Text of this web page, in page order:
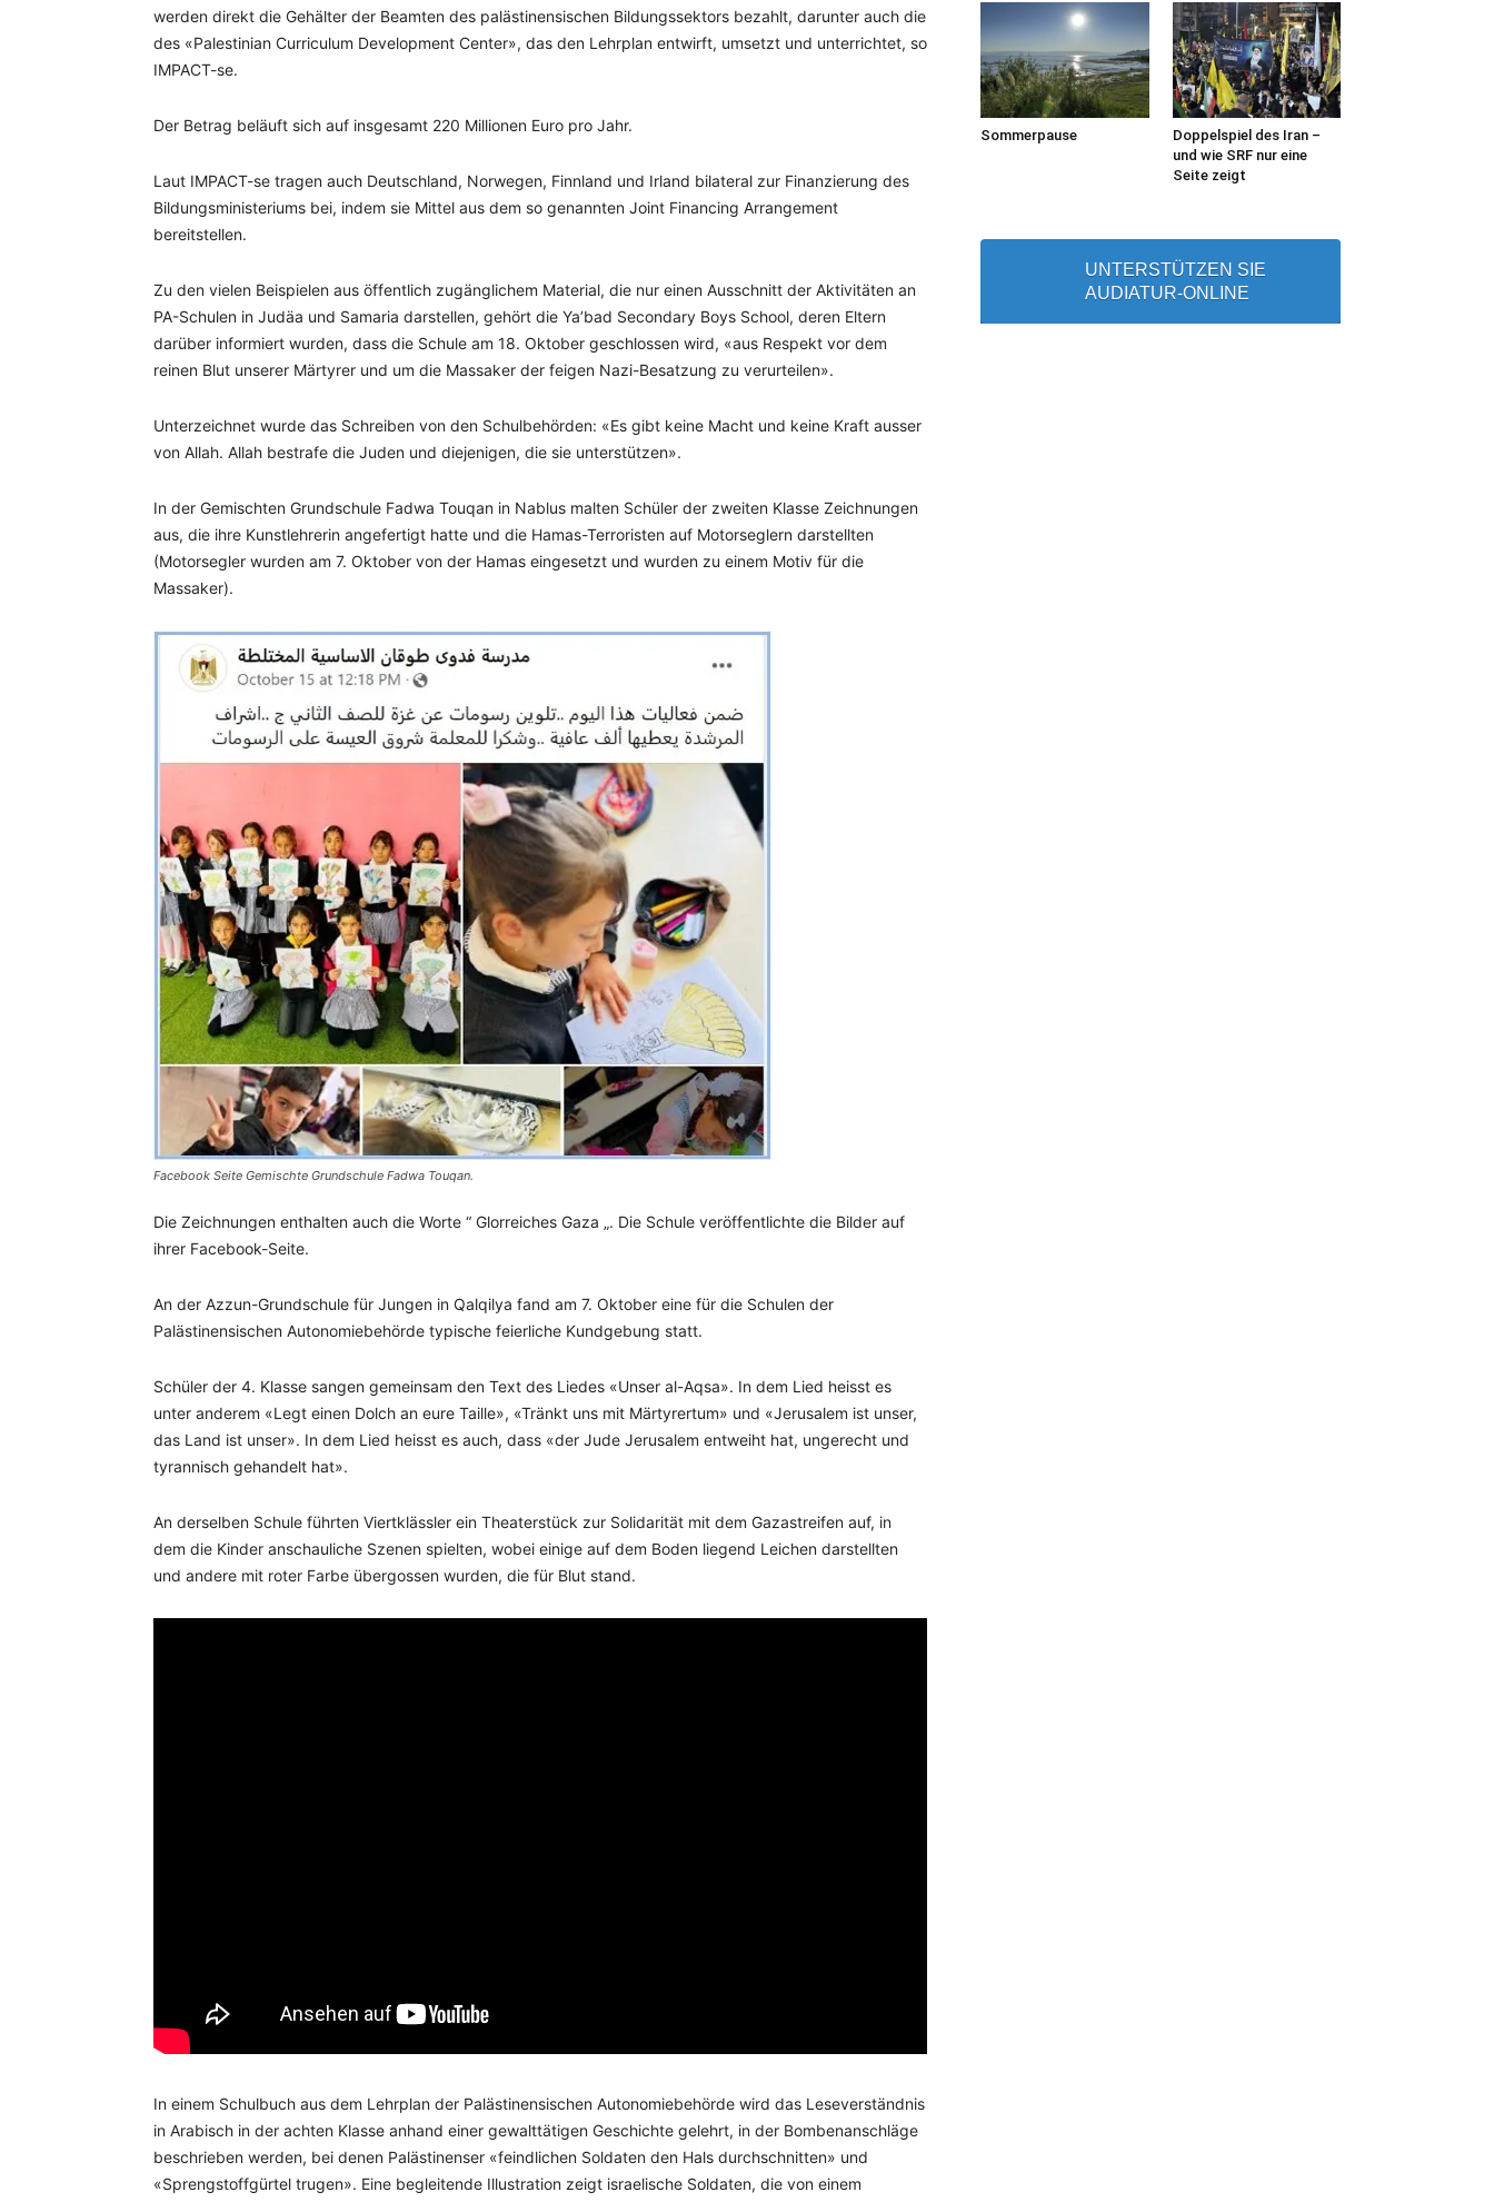
werden direkt die Gehälter der Beamten des palästinensischen Bildungssektors bezahlt, darunter auch die
des «Palestinian Curriculum Development Center», das den Lehrplan entwirft, umsetzt und unterrichtet, so
IMPACT-se.
Der Betrag beläuft sich auf insgesamt 220 Millionen Euro pro Jahr.
Laut IMPACT-se tragen auch Deutschland, Norwegen, Finnland und Irland bilateral zur Finanzierung des
Bildungsministeriums bei, indem sie Mittel aus dem so genannten Joint Financing Arrangement
bereitstellen.
Zu den vielen Beispielen aus öffentlich zugänglichem Material, die nur einen Ausschnitt der Aktivitäten an
PA-Schulen in Judäa und Samaria darstellen, gehört die Ya’bad Secondary Boys School, deren Eltern
darüber informiert wurden, dass die Schule am 18. Oktober geschlossen wird, «aus Respekt vor dem
reinen Blut unserer Märtyrer und um die Massaker der feigen Nazi-Besatzung zu verurteilen».
Unterzeichnet wurde das Schreiben von den Schulbehörden: «Es gibt keine Macht und keine Kraft ausser
von Allah. Allah bestrafe die Juden und diejenigen, die sie unterstützen».
In der Gemischten Grundschule Fadwa Touqan in Nablus malten Schüler der zweiten Klasse Zeichnungen
aus, die ihre Kunstlehrerin angefertigt hatte und die Hamas-Terroristen auf Motorseglern darstellten
(Motorsegler wurden am 7. Oktober von der Hamas eingesetzt und wurden zu einem Motiv für die
Massaker).
Facebook Seite Gemischte Grundschule Fadwa Touqan.
Die Zeichnungen enthalten auch die Worte “ Glorreiches Gaza „. Die Schule veröffentlichte die Bilder auf
ihrer Facebook-Seite.
An der Azzun-Grundschule für Jungen in Qalqilya fand am 7. Oktober eine für die Schulen der
Palästinensischen Autonomiebehörde typische feierliche Kundgebung statt.
Schüler der 4. Klasse sangen gemeinsam den Text des Liedes «Unser al-Aqsa». In dem Lied heisst es
unter anderem «Legt einen Dolch an eure Taille», «Tränkt uns mit Märtyrertum» und «Jerusalem ist unser,
das Land ist unser». In dem Lied heisst es auch, dass «der Jude Jerusalem entweiht hat, ungerecht und
tyrannisch gehandelt hat».
An derselben Schule führten Viertklässler ein Theaterstück zur Solidarität mit dem Gazastreifen auf, in
dem die Kinder anschauliche Szenen spielten, wobei einige auf dem Boden liegend Leichen darstellten
und andere mit roter Farbe übergossen wurden, die für Blut stand.
In einem Schulbuch aus dem Lehrplan der Palästinensischen Autonomiebehörde wird das Leseverständnis
in Arabisch in der achten Klasse anhand einer gewalttätigen Geschichte gelehrt, in der Bombenanschläge
beschrieben werden, bei denen Palästinenser «feindlichen Soldaten den Hals durchschnitten» und
«Sprengstoffgürtel trugen». Eine begleitende Illustration zeigt israelische Soldaten, die von einem
Sommerpause
Doppelspiel des Iran –
und wie SRF nur eine
Seite zeigt
UNTERSTÜTZEN SIE
AUDIATUR-ONLINE